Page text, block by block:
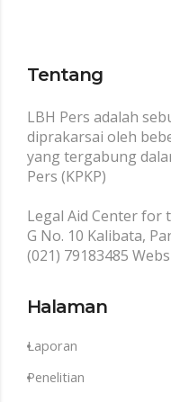
Tentang
LBH Pers adalah
diprakarsai oleh
yang tergabung
Pers (KPKP)
Legal Aid Center for
G No. 10 Kalibata,
(021) 79183485
Halaman
Laporan
Penelitian